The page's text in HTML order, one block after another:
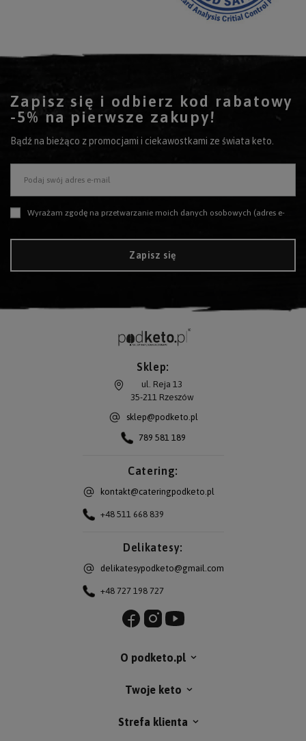
Zapisz się i odbierz kod rabatowy
-5% na pierwsze zakupy!
Bądź na bieżąco z promocjami i ciekawostkami ze świata keto.
Podaj swój adres e-mail
Wyrażam zgodę na przetwarzanie moich danych osobowych (adres e-mail) na potrzeby wysyłki newslettera z informacją handlową (marketing). Więcej w
Zapisz się
Sklep:
ul. Reja 13
35-211Rzeszów
sklep@podketo.pl
789 581 189
Catering:
kontakt@cateringpodketo.pl
+48 511 668 839
Delikatesy:
delikatesypodketo@gmail.com
+48 727 198 727
O podketo.pl
Twoje keto
Strefa klienta